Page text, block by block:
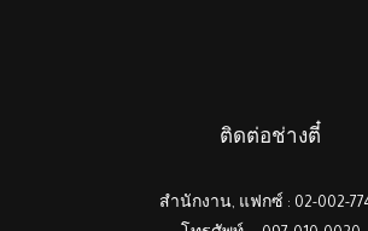
ติดต่อช่างตี๋
สำนักงาน, แฟกซ์ : 02-002-